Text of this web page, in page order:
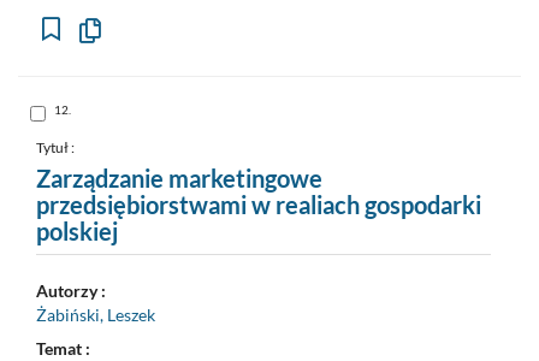
Kopiuj
Skocz
do
nr
12
12.
Tytuł :
Zarządzanie marketingowe
przedsiębiorstwami w realiach gospodarki
polskiej
Autorzy :
Żabiński, Leszek
Temat :